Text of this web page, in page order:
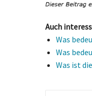
Auch
Was
Was
Was ist